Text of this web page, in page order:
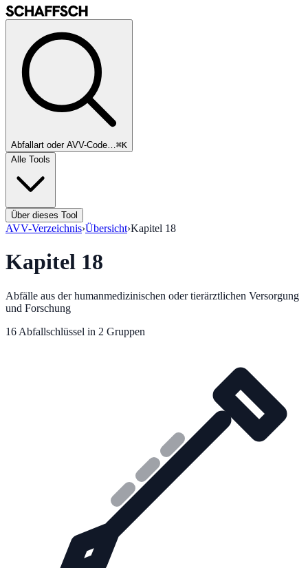
Abfallart oder AVV-Code…⌘K
Alle Tools
Über dieses Tool
AVV-Verzeichnis›Übersicht›Kapitel 18
Kapitel 18
Abfälle aus der humanmedizinischen oder tierärztlichen Versorgung
und Forschung
16 Abfallschlüssel in 2 Gruppen